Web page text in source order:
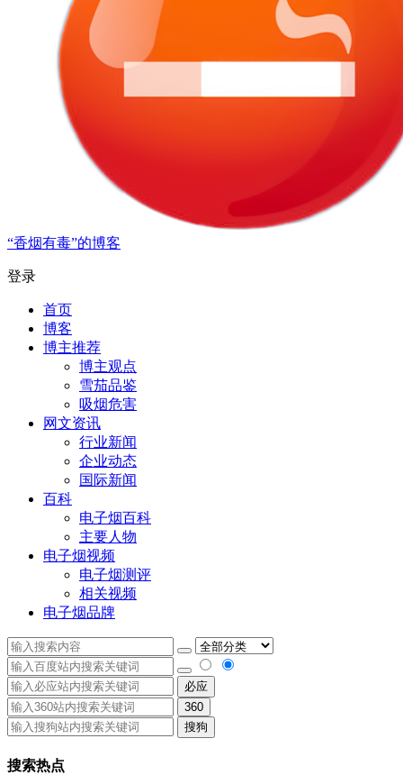
“香烟有毒”的博客
登录
首页
博客
博主推荐
博主观点
雪茄品鉴
吸烟危害
网文资讯
行业新闻
企业动态
国际新闻
百科
电子烟百科
主要人物
电子烟视频
电子烟测评
相关视频
电子烟品牌
必应
360
搜狗
搜索热点